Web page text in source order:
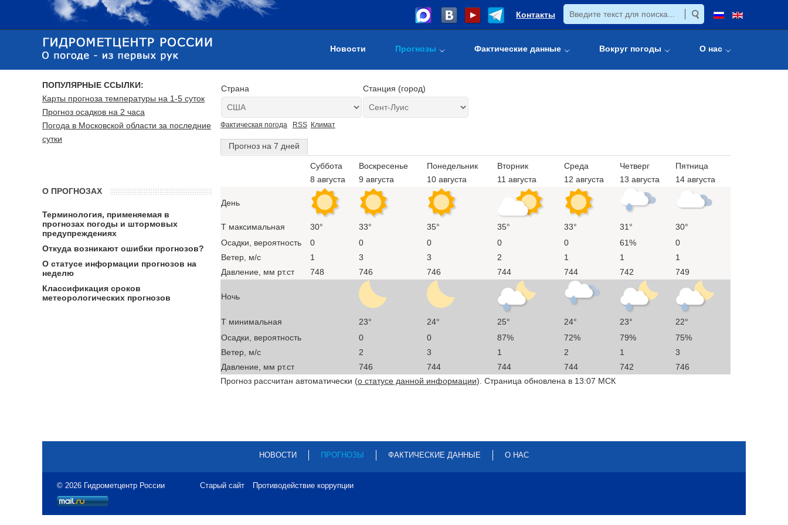
Контакты
Новости Прогнозы Фактические данные Вокруг погоды О нас
Страна Станция (город)
Фактическая погода RSS Климат
Прогноз на 7 дней
Суббота
8 августа
Воскресенье
9 августа
Понедельник
10 августа
Вторник
11 августа
Среда
12 августа
Четверг
13 августа
Пятница
14 августа
День
T максимальная 30° 33° 35° 35° 33° 31°
30°
Осадки, вероятность
0 0 0 0 0 61%
0
Ветер, м/с
1 3 3 2 1 1
1
Давление, мм рт.ст
748 746 746 744 744 742 749
Ночь
T минимальная 23° 24° 25° 24° 23°
22°
Осадки, вероятность
0 0 87% 72% 79%
75%
Ветер, м/с
2 3 1 2 1
3
Давление, мм рт.ст
746 744 744 744 742
746
Прогноз рассчитан автоматически (о статусе данной информации). Страница обновлена в 13:07 МСК
ПОПУЛЯРНЫЕ ССЫЛКИ:
Карты прогноза температуры на 1-5 суток
Прогноз осадков на 2 часа
Погода в Московской области за последние
сутки
О ПРОГНОЗАХ
Терминология, применяемая в
прогнозах погоды и штормовых
предупреждениях
Откуда возникают ошибки прогнозов?
О статусе информации прогнозов на
неделю
Классификация сроков
метеорологических прогнозов
НОВОСТИ ПРОГНОЗЫ ФАКТИЧЕСКИЕ ДАННЫЕ О НАС
© 2026 Гидрометцентр России Старый сайт Противодействие коррупции